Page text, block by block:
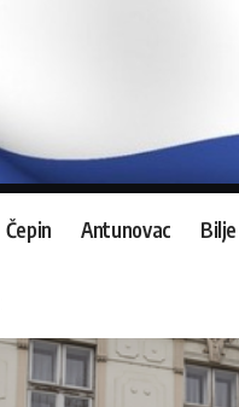
Čepin Antunovac Bilje